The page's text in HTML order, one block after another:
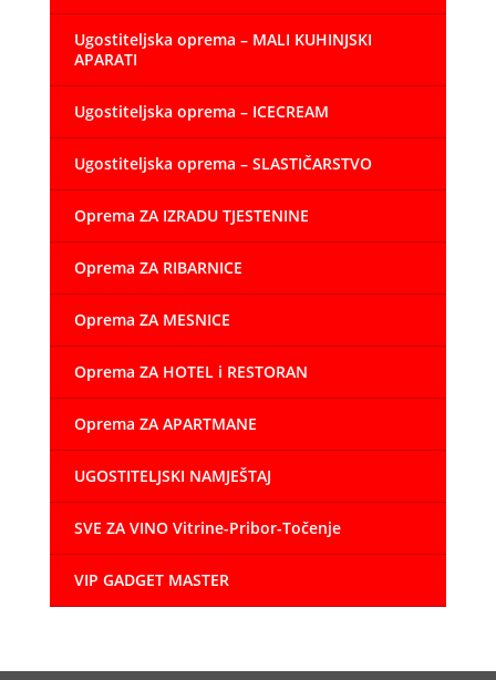
Ugostiteljska oprema – MALI KUHINJSKI
APARATI
Ugostiteljska oprema – ICECREAM
Ugostiteljska oprema – SLASTIČARSTVO
Oprema ZA IZRADU TJESTENINE
Oprema ZA RIBARNICE
Oprema ZA MESNICE
Oprema ZA HOTEL i RESTORAN
Oprema ZA APARTMANE
UGOSTITELJSKI NAMJEŠTAJ
SVE ZA VINO Vitrine-Pribor-Točenje
VIP GADGET MASTER